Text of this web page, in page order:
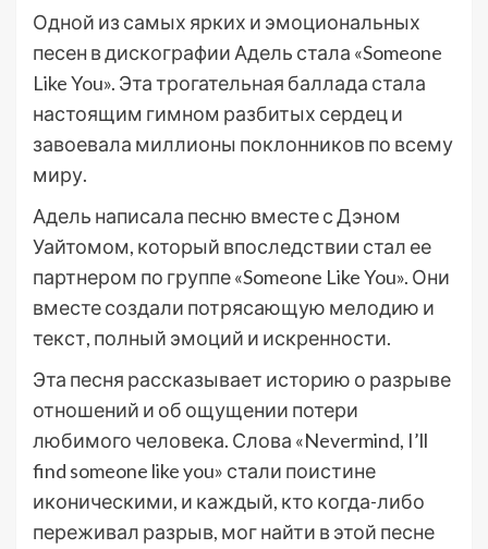
Одной из самых ярких и эмоциональных
песен в дискографии Адель стала «Someone
Like You». Эта трогательная баллада стала
настоящим гимном разбитых сердец и
завоевала миллионы поклонников по всему
миру.
Адель написала песню вместе с Дэном
Уайтомом, который впоследствии стал ее
партнером по группе «Someone Like You». Они
вместе создали потрясающую мелодию и
текст, полный эмоций и искренности.
Эта песня рассказывает историю о разрыве
отношений и об ощущении потери
любимого человека. Слова «Nevermind, I’ll
find someone like you» стали поистине
иконическими, и каждый, кто когда-либо
переживал разрыв, мог найти в этой песне